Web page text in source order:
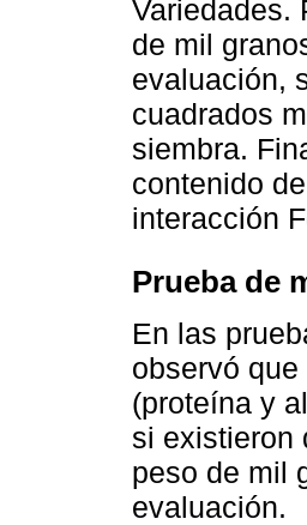
Variedades.
de mil
evaluación,
cuadrados
siembra.
contenido
interacción
Prueba de
En las
observó
(proteína y
si existieron
peso de mil
evaluación.